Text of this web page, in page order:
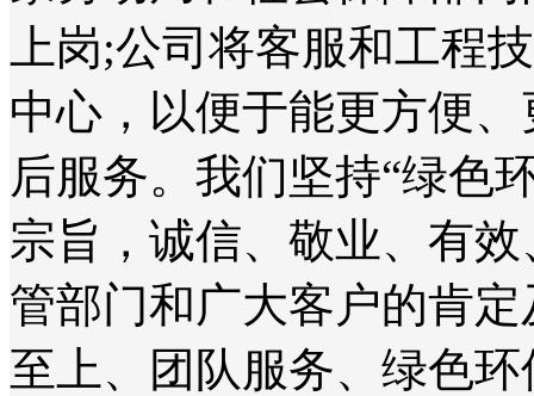
上岗;公司将客服和工程
中心，以便于能更方便
后服务。我们坚持“绿色
宗旨，诚信、敬业、有
管部门和广大客户的肯
至上、团队服务、绿色